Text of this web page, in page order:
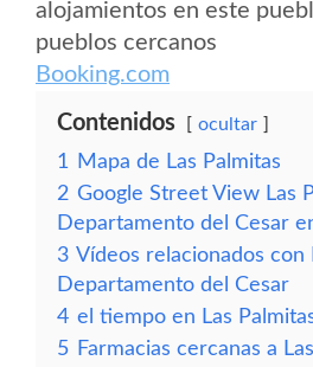
alojamientos en este
pueblos cercanos
Booking.com
Contenidos ocultar
1
Mapa de Las Palmitas
2 Google Street View Las
Departamento del Cesar
3 Vídeos relacionados con
Departamento del Cesar
4 el tiempo en Las
5 Farmacias cercanas a